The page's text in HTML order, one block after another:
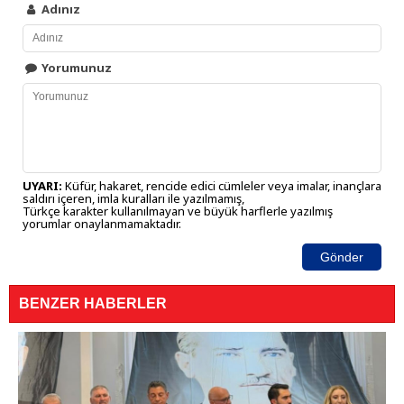
Adınız
Yorumunuz
UYARI: Küfür, hakaret, rencide edici cümleler veya imalar, inançlara
saldırı içeren, imla kuralları ile yazılmamış,
Türkçe karakter kullanılmayan ve büyük harflerle yazılmış
yorumlar onaylanmamaktadır.
Gönder
BENZER HABERLER